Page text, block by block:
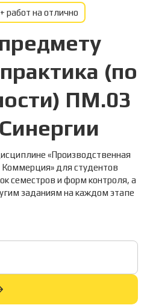
работ на отлично
(по
ПМ.03
«Производственная
для студентов
семестров и форм контроля, а
заданиям на каждом этапе